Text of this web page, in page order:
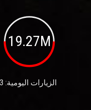
19.27M
الزيارات اليومية: 223